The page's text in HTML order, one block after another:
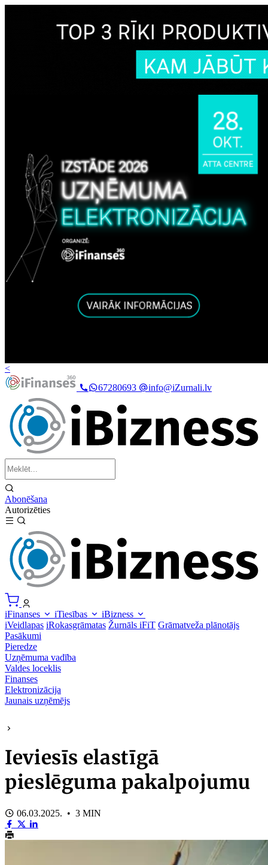
<
67280693
info@iZurnali.lv
Abonēšana
Autorizēties
iFinanses iTiesības
iBizness
iVeidlapas iRokasgrāmatas Žurnāls iFiT Grāmatveža plānotājs
Pasākumi
Pieredze
Uzņēmuma vadība
Valdes loceklis
Finanses
Elektronizācija
Jaunais uzņēmējs
Ieviesīs elastīgā
pieslēguma pakalpojumu
06.03.2025. • 3 MIN